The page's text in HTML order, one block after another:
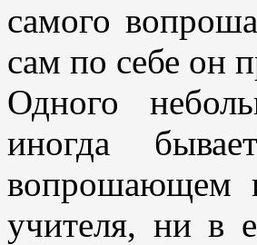
самого
сам по себе он
Одного
иногда
вопрошающем
учителя, ни в